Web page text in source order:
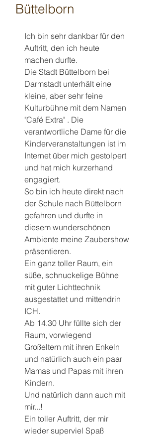
Büttelborn
Ich bin sehr dankbar für den
Auftritt, den ich heute
machen durfte.
Die Stadt Büttelborn bei
Darmstadt unterhält eine
kleine, aber sehr feine
Kulturbühne mit dem Namen
"Café Extra" . Die
verantwortliche Dame für die
Kinderveranstaltungen ist im
Internet über mich gestolpert
und hat mich kurzerhand
engagiert.
So bin ich heute direkt nach
der Schule nach Büttelborn
gefahren und durfte in
diesem wunderschönen
Ambiente meine Zaubershow
präsentieren.
Ein ganz toller Raum, ein
süße, schnuckelige Bühne
mit guter Lichttechnik
ausgestattet und mittendrin
ICH.
Ab 14.30 Uhr füllte sich der
Raum, vorwiegend
Großeltern mit ihren Enkeln
und natürlich auch ein paar
Mamas und Papas mit ihren
Kindern.
Und natürlich dann auch mit
mir...!
Ein toller Auftritt, der mir
wieder superviel Spaß